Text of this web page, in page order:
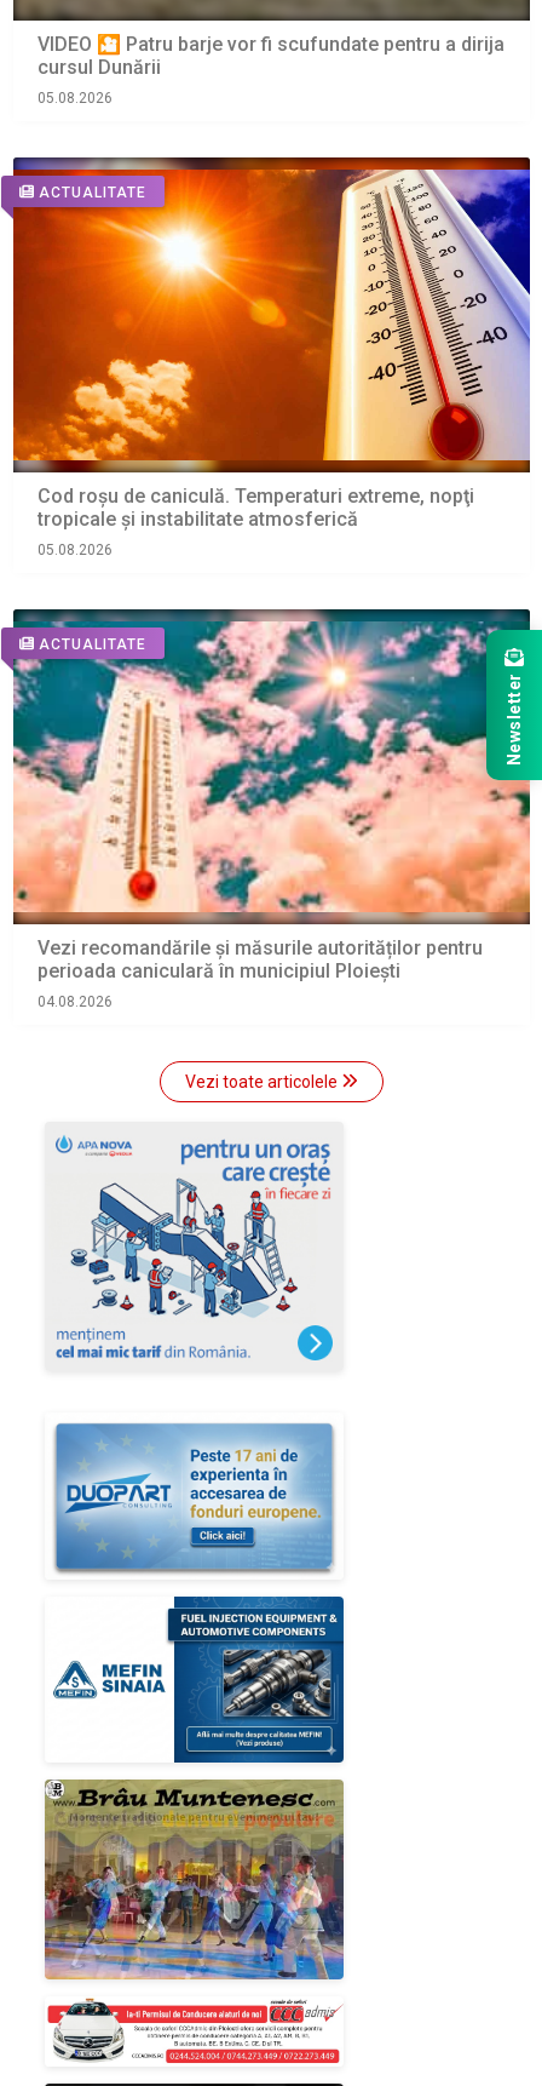
VIDEO 🎦 Patru barje vor fi scufundate pentru a dirija
cursul Dunării
05.08.2026
ACTUALITATE
Cod roșu de caniculă. Temperaturi extreme, nopţi
tropicale şi instabilitate atmosferică
05.08.2026
ACTUALITATE
Vezi recomandările și măsurile autorităților pentru
perioada caniculară în municipiul Ploiești
04.08.2026
Vezi toate articolele
Newsletter